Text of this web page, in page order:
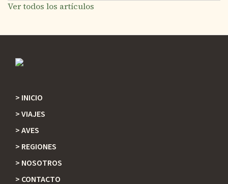
Ver todos los artículos
Footer
INICIO
VIAJES
AVES
REGIONES
NOSOTROS
CONTACTO